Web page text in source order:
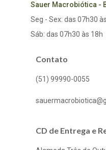
Sauer Macrobiótica -
Seg - Sex: das 07h30
Sáb: das 07h30 às 18h
Contato
(51) 99990-0055
CD de Entrega e